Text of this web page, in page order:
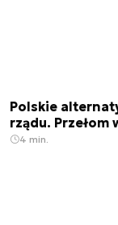
Polskie
rządu. Przełom
4 min.